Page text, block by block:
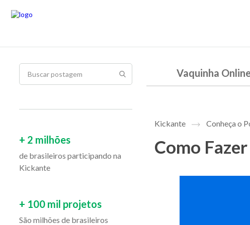
Vaquinha
Kickante Conheça o
Como
+ 2 milhões
de brasileiros participando na
Kickante
+ 100 mil projetos
São milhões de brasileiros